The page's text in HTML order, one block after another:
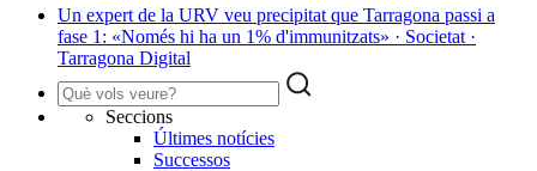
Un expert de la URV veu precipitat que Tarragona passi a
fase 1: «Només hi ha un 1% d'immunitzats» · Societat ·
Tarragona Digital
Seccions
Últimes notícies
Successos